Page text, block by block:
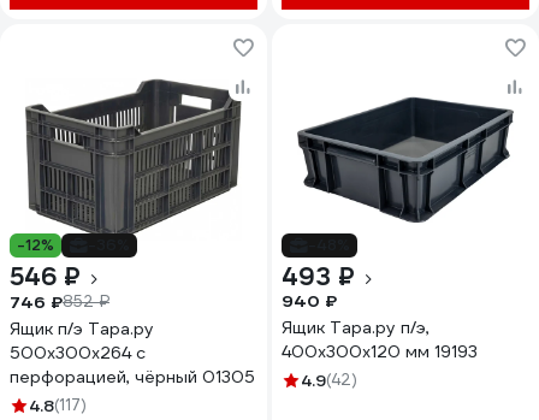
-12%
546 ₽
746 ₽852 ₽
Ящик п/э Тара.ру
500х300х264 с
перфорацией, чёрный 01305
4.8(117)
493 ₽
940 ₽
Ящик Тара.ру п/э,
400х300х120 мм 19193
4.9(42)